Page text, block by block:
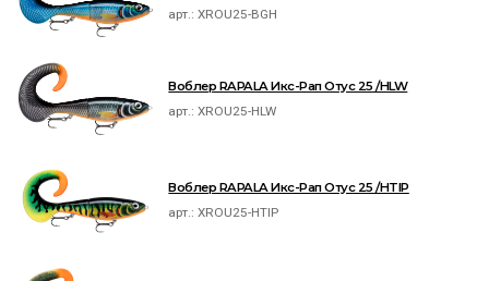
арт.:XROU25-BGH
Воблер RAPALA Икс-Рап Отус 25 /HLW
арт.:XROU25-HLW
Воблер RAPALA Икс-Рап Отус 25 /HTIP
арт.:XROU25-HTIP